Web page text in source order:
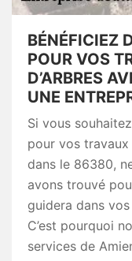
BÉNÉFICIEZ
POUR VOS
D’ARBRES
UNE
Si vous
pour vos travaux
dans le 86380,
avons trouvé
guidera dans vos
C’est pourquoi
services de